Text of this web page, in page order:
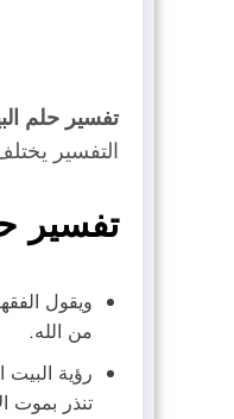
تفسير حلم
التفسير
تفسير
ويقول
من الله.
رؤية
تنذر بموت